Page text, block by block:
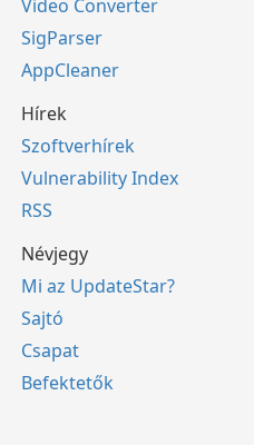
Video Converter
SigParser
AppCleaner
Hírek
Szoftverhírek
Vulnerability Index
RSS
Névjegy
Mi az UpdateStar?
Sajtó
Csapat
Befektetők